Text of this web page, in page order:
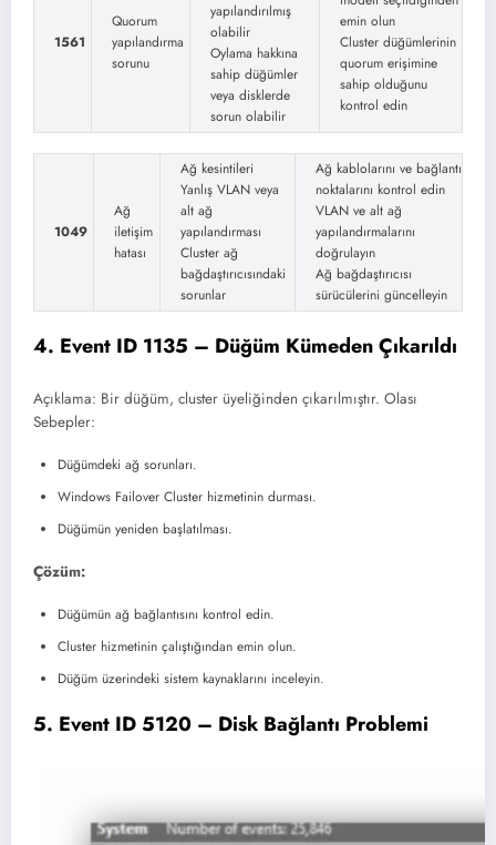
1561
Quorum
yapılandırma
sorunu
yapılandırılmış
olabilir
Oylama hakkına
sahip düğümler
veya disklerde
sorun olabilir
emin olun
Cluster düğümlerinin
quorum erişimine
sahip olduğunu
kontrol edin
1049
Ağ
iletişim
hatası
Ağ kesintileri
Yanlış VLAN veya
alt ağ
yapılandırması
Cluster ağ
bağdaştırıcısındaki
sorunlar
Ağ kablolarını ve bağlantı
noktalarını kontrol edin
VLAN ve alt ağ
yapılandırmalarını
doğrulayın
Ağ bağdaştırıcısı
sürücülerini güncelleyin
4. Event ID 1135 – Düğüm Kümeden Çıkarıldı
Açıklama: Bir düğüm, cluster üyeliğinden çıkarılmıştır. Olası
Sebepler:
Düğümdeki ağ sorunları.
Windows Failover Cluster hizmetinin durması.
Düğümün yeniden başlatılması.
Çözüm:
Düğümün ağ bağlantısını kontrol edin.
Cluster hizmetinin çalıştığından emin olun.
Düğüm üzerindeki sistem kaynaklarını inceleyin.
5. Event ID 5120 – Disk Bağlantı Problemi